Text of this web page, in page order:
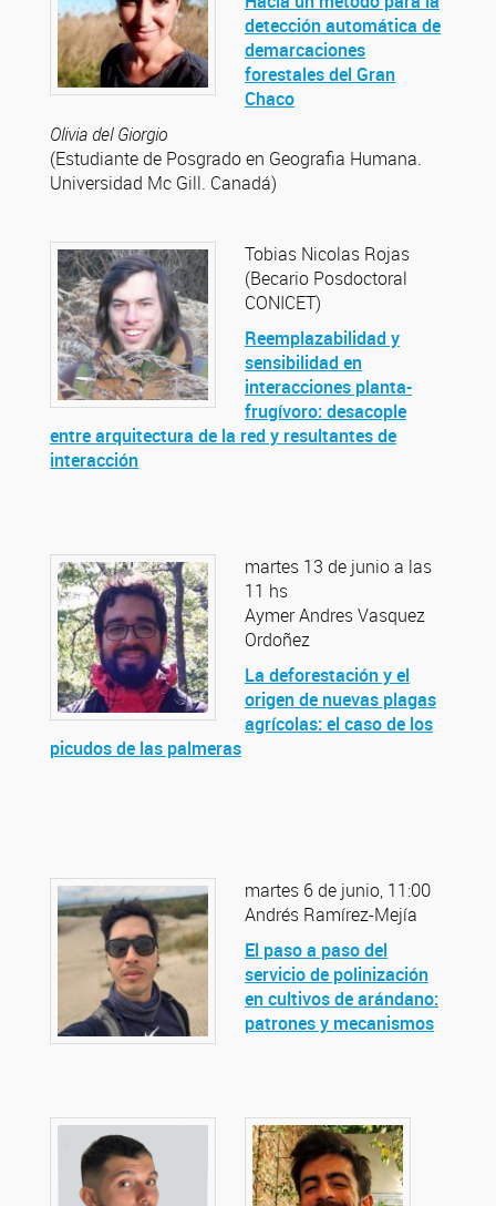
detección automática de
demarcaciones
forestales del Gran
Chaco
Olivia del Giorgio
(Estudiante de Posgrado en Geografia Humana.
Universidad Mc Gill. Canadá)
Tobias Nicolas Rojas
(Becario Posdoctoral
CONICET)
Reemplazabilidad y
sensibilidad en
interacciones planta-
frugívoro: desacople
entre arquitectura de la red y resultantes de
interacción
martes 13 de junio a las
11 hs
Aymer Andres Vasquez
Ordoñez
La deforestación y el
origen de nuevas plagas
agrícolas: el caso de los
picudos de las palmeras
martes 6 de junio, 11:00
Andrés Ramírez-Mejía
El paso a paso del
servicio de polinización
en cultivos de arándano:
patrones y mecanismos